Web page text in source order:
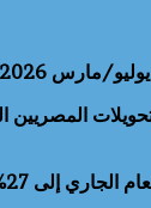
2025/2026.
الصراع الإقليمي الراهن.